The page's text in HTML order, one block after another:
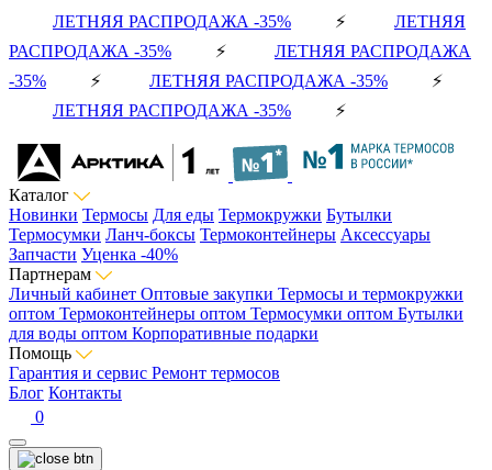
ЛЕТНЯЯ РАСПРОДАЖА -35% ⚡ ЛЕТНЯЯ
РАСПРОДАЖА -35% ⚡ ЛЕТНЯЯ РАСПРОДАЖА
-35% ⚡ ЛЕТНЯЯ РАСПРОДАЖА -35% ⚡
ЛЕТНЯЯ РАСПРОДАЖА -35% ⚡
Каталог
Новинки Термосы Для еды Термокружки Бутылки
Термосумки Ланч-боксы Термоконтейнеры Аксессуары
Запчасти Уценка -40%
Партнерам
Личный кабинет Оптовые закупки Термосы и термокружки
оптом Термоконтейнеры оптом Термосумки оптом Бутылки
для воды оптом Корпоративные подарки
Помощь
Гарантия и сервис Ремонт термосов
Блог Контакты
0